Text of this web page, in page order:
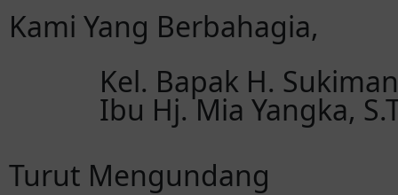
Kami Yang Berbahagia,
Kel. Bapak H.
Ibu Hj. Mia Yangka,
Turut Mengundang